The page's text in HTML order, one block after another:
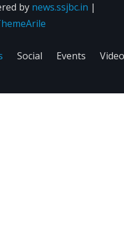
by news.ssjbc.in |
Social Events Video